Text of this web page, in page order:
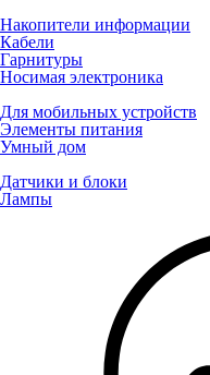
Накопители информации
Кабели
Гарнитуры
Носимая электроника
Для мобильных устройств
Элементы питания
Умный дом
Датчики и блоки
Лампы